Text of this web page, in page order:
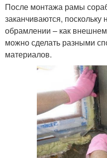
После монтажа рамы
заканчиваются,
обрамлении – как
можно сделать разными
материалов.